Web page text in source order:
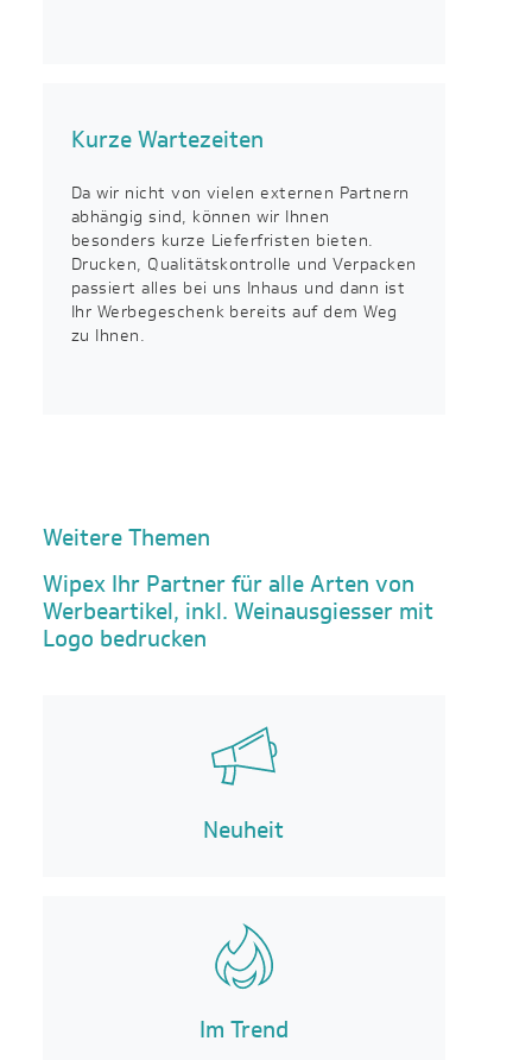
Kurze Wartezeiten
Da wir nicht von vielen externen Partnern
abhängig sind, können wir Ihnen
besonders kurze Lieferfristen bieten.
Drucken, Qualitätskontrolle und Verpacken
passiert alles bei uns Inhaus und dann ist
Ihr Werbegeschenk bereits auf dem Weg
zu Ihnen.
Weitere Themen
Wipex Ihr Partner für alle Arten von
Werbeartikel, inkl. Weinausgiesser mit
Logo bedrucken
Neuheit
Im Trend